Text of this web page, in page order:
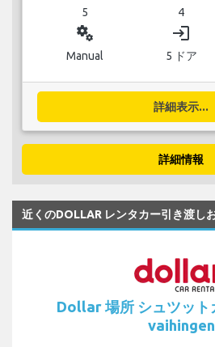
5 4
miscellaneous_services
Manual
login
5 ドア
詳細表示...
詳細情報
近くのDOLLAR レンタカー引き渡し
Dollar 場所 シュツット
vaihingen